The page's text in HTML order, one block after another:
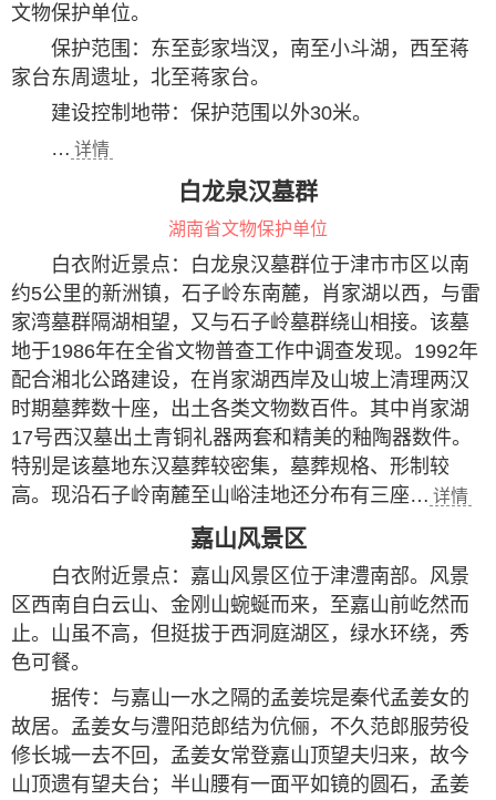
文物保护单位。
保护范围：东至彭家垱汊，南至小斗湖，西至蒋
家台东周遗址，北至蒋家台。
建设控制地带：保护范围以外30米。
… 详情
白龙泉汉墓群
湖南省文物保护单位
白衣附近景点：白龙泉汉墓群位于津市市区以南
约5公里的新洲镇，石子岭东南麓，肖家湖以西，与雷
家湾墓群隔湖相望，又与石子岭墓群绕山相接。该墓
地于1986年在全省文物普查工作中调查发现。1992年
配合湘北公路建设，在肖家湖西岸及山坡上清理两汉
时期墓葬数十座，出土各类文物数百件。其中肖家湖
17号西汉墓出土青铜礼器两套和精美的釉陶器数件。
特别是该墓地东汉墓葬较密集，墓葬规格、形制较
高。现沿石子岭南麓至山峪洼地还分布有三座… 详情
嘉山风景区
白衣附近景点：嘉山风景区位于津澧南部。风景
区西南自白云山、金刚山蜿蜒而来，至嘉山前屹然而
止。山虽不高，但挺拔于西洞庭湖区，绿水环绕，秀
色可餐。
据传：与嘉山一水之隔的孟姜垸是秦代孟姜女的
故居。孟姜女与澧阳范郎结为伉俪，不久范郎服劳役
修长城一去不回，孟姜女常登嘉山顶望夫归来，故今
山顶遗有望夫台；半山腰有一面平如镜的圆石，孟姜